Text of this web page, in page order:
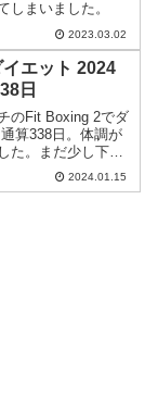
しまいました。
2023.03.02
エット 2024
日
のFit Boxing 2でダ
算338日。体調が
た。まだ少し下半
すが、このままし
2024.01.15